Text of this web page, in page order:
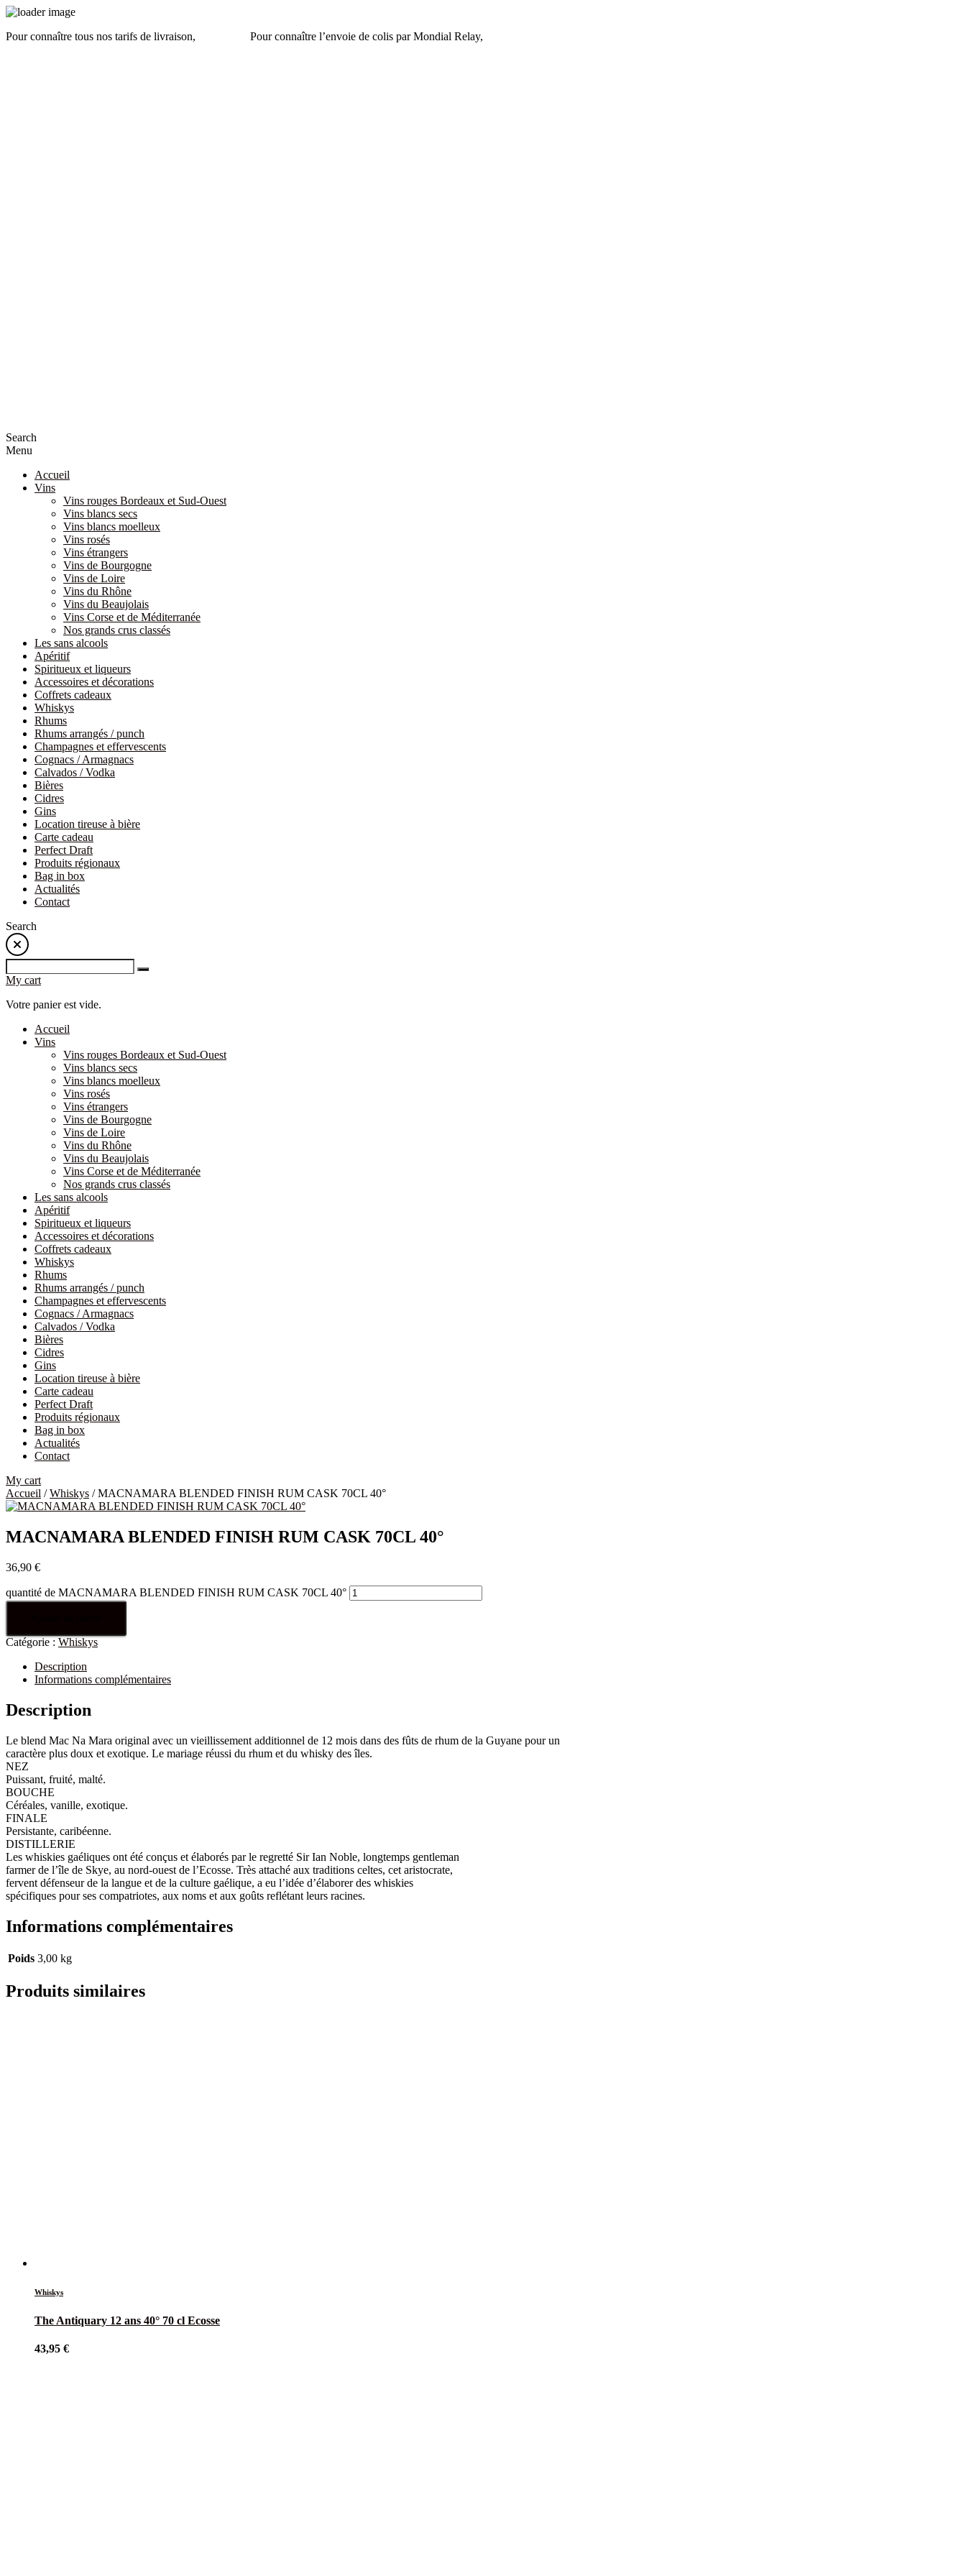
Pour connaître tous nos tarifs de livraison, Pour connaître l’envoie de colis par Mondial Relay,
Search
Menu
Accueil
Vins
Vins rouges Bordeaux et Sud-Ouest
Vins blancs secs
Vins blancs moelleux
Vins rosés
Vins étrangers
Vins de Bourgogne
Vins de Loire
Vins du Rhône
Vins du Beaujolais
Vins Corse et de Méditerranée
Nos grands crus classés
Les sans alcools
Apéritif
Spiritueux et liqueurs
Accessoires et décorations
Coffrets cadeaux
Whiskys
Rhums
Rhums arrangés / punch
Champagnes et effervescents
Cognacs / Armagnacs
Calvados / Vodka
Bières
Cidres
Gins
Location tireuse à bière
Carte cadeau
Perfect Draft
Produits régionaux
Bag in box
Actualités
Contact
Search
My cart
Votre panier est vide.
Accueil
Vins
Vins rouges Bordeaux et Sud-Ouest
Vins blancs secs
Vins blancs moelleux
Vins rosés
Vins étrangers
Vins de Bourgogne
Vins de Loire
Vins du Rhône
Vins du Beaujolais
Vins Corse et de Méditerranée
Nos grands crus classés
Les sans alcools
Apéritif
Spiritueux et liqueurs
Accessoires et décorations
Coffrets cadeaux
Whiskys
Rhums
Rhums arrangés / punch
Champagnes et effervescents
Cognacs / Armagnacs
Calvados / Vodka
Bières
Cidres
Gins
Location tireuse à bière
Carte cadeau
Perfect Draft
Produits régionaux
Bag in box
Actualités
Contact
My cart
Accueil /Whiskys / MACNAMARA BLENDED FINISH RUM CASK 70CL 40°
MACNAMARA BLENDED FINISH RUM CASK 70CL 40°
36,90 €
quantité de MACNAMARA BLENDED FINISH RUM CASK 70CL 40°
Catégorie : Whiskys
Description
Informations complémentaires
Description
Le blend Mac Na Mara original avec un vieillissement additionnel de 12 mois dans des fûts de rhum de la Guyane pour un
caractère plus doux et exotique. Le mariage réussi du rhum et du whisky des îles.
NEZ
Puissant, fruité, malté.
BOUCHE
Céréales, vanille, exotique.
FINALE
Persistante, caribéenne.
DISTILLERIE
Les whiskies gaéliques ont été conçus et élaborés par le regretté Sir Ian Noble, longtemps gentleman
farmer de l’île de Skye, au nord-ouest de l’Ecosse. Très attaché aux traditions celtes, cet aristocrate,
fervent défenseur de la langue et de la culture gaélique, a eu l’idée d’élaborer des whiskies
spécifiques pour ses compatriotes, aux noms et aux goûts reflétant leurs racines.
Informations complémentaires
Poids 3,00 kg
Produits similaires
Whiskys
The Antiquary 12 ans 40° 70 cl Ecosse
43,95 €